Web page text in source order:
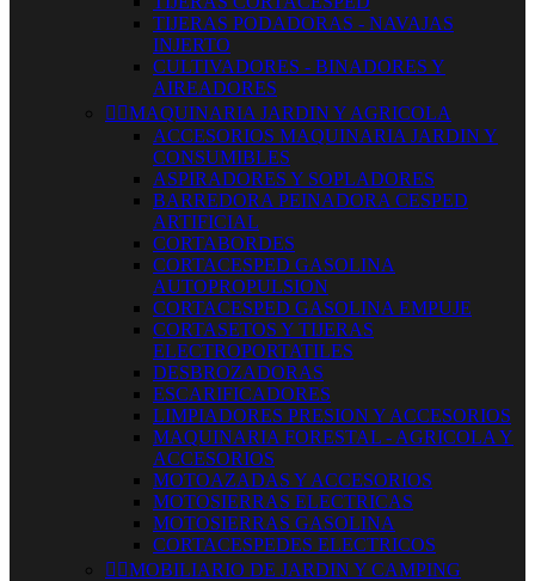
TIJERAS PODADORAS - NAVAJAS
INJERTO
CULTIVADORES - BINADORES Y
AIREADORES
 MAQUINARIA JARDIN Y AGRICOLA
ACCESORIOS MAQUINARIA JARDIN Y
CONSUMIBLES
ASPIRADORES Y SOPLADORES
BARREDORA PEINADORA CESPED
ARTIFICIAL
CORTABORDES
CORTACESPED GASOLINA
AUTOPROPULSION
CORTACESPED GASOLINA EMPUJE
CORTASETOS Y TIJERAS
ELECTROPORTATILES
DESBROZADORAS
ESCARIFICADORES
LIMPIADORES PRESION Y ACCESORIOS
MAQUINARIA FORESTAL - AGRICOLA Y
ACCESORIOS
MOTOAZADAS Y ACCESORIOS
MOTOSIERRAS ELECTRICAS
MOTOSIERRAS GASOLINA
CORTACESPEDES ELECTRICOS
 MOBILIARIO DE JARDIN Y CAMPING